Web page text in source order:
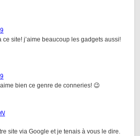
ce site! j’aime beaucoup les gadgets aussi!
bien ce genre de conneries! 😉
site via Google et je tenais à vous le dire.